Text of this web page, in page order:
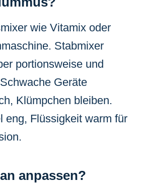
wie Vitamix oder
Stabmixer
portionsweise und
Geräte
Klümpchen bleiben.
eng, Flüssigkeit warm für
anpassen?